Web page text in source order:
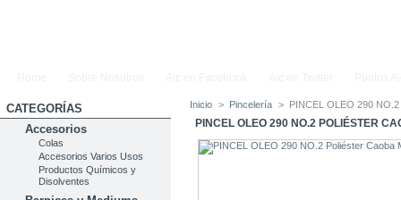
CATEGORÍAS
Accesorios
Colas
Accesorios Varios Usos
Productos Químicos y
Disolventes
Inicio > Pincelería > PINCEL OLEO 290
PINCEL OLEO 290 NO.2 POLIÉSTER